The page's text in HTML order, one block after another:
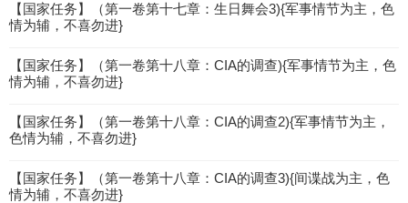
【国家任务】（第一卷第十七章：生日舞会3){军事情节为主，色
情为辅，不喜勿进}
【国家任务】（第一卷第十八章：CIA的调查){军事情节为主，色
情为辅，不喜勿进}
【国家任务】（第一卷第十八章：CIA的调查2){军事情节为主，
色情为辅，不喜勿进}
【国家任务】（第一卷第十八章：CIA的调查3){间谍战为主，色
情为辅，不喜勿进}